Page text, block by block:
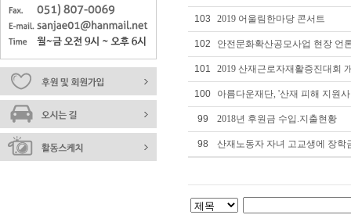
103 2019 어울림한마당 콘서트
102 안전문화확산공모사업 현장 언
101 2019 산재근로자재활증진대회
100 아름다운재단, '산재 피해 지원
99 2018년 후원금 수입.지출현황
98 산재노동자 자녀 고교생에 장학